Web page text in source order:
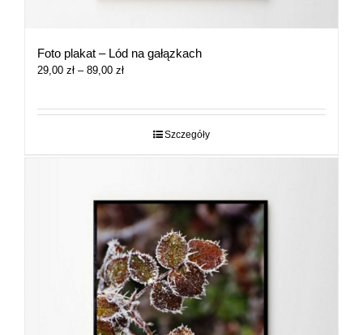
Foto plakat – Lód na gałązkach
29,00 zł – 89,00 złZakres
29,00 zł
Szczegóły